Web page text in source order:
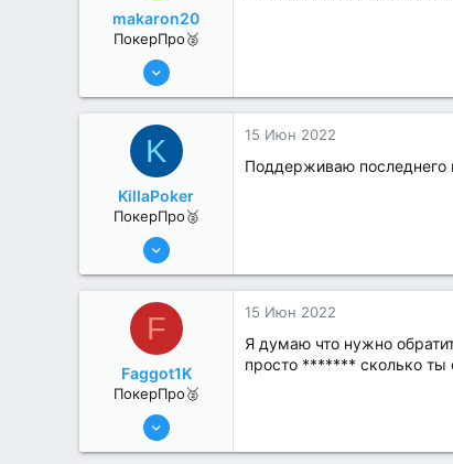
makaron20
ПокерПро🥈
13 Июн 2022
0
K
KillaPoker
ПокерПро🥈
13 Июн 2022
0
15 Июн 2022
Поддерживаю последнего
F
Faggot1K
ПокерПро🥈
13 Июн 2022
15 Июн 2022
Я думаю что нужно
просто ******* сколько ты